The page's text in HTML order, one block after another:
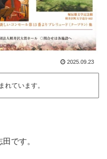
2025.09.23
れています。
です。